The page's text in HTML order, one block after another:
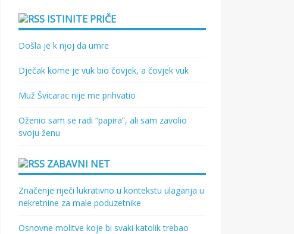
ISTINITE PRIČE
Došla je k njoj da umre
Dječak kome je vuk bio čovjek, a čovjek vuk
Muž Švicarac nije me prihvatio
Oženio sam se radi “papira”, ali sam zavolio
svoju ženu
ZABAVNI NET
Značenje riječi lukrativno u kontekstu ulaganja u
nekretnine za male poduzetnike
Osnovne molitve koje bi svaki katolik trebao